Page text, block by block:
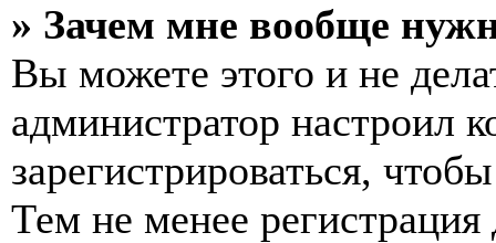
» Зачем мне вообще
Вы можете этого и не
администратор
зарегистрироваться,
Тем не менее